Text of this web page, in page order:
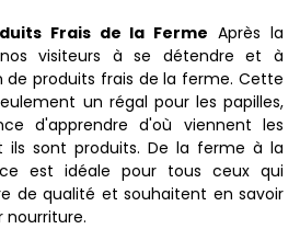
Frais de la Ferme Après la
visiteurs à se détendre et à
de produits frais de la ferme. Cette
un régal pour les papilles,
d'apprendre d'où viennent les
sont produits. De la ferme à la
est idéale pour tous ceux qui
de qualité et souhaitent en savoir
nourriture.